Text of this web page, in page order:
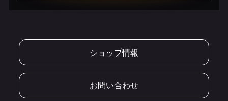
ショップ情報
お問い合わせ